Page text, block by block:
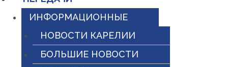
ИНФОРМАЦИОННЫЕ
НОВОСТИ КАРЕЛИИ
БОЛЬШИЕ НОВОСТИ